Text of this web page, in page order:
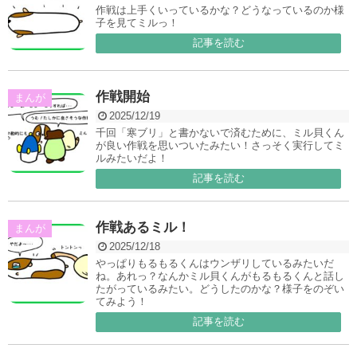
作戦は上手くいっているかな？どうなっているのか様
子を見てミルっ！
記事を読む
作戦開始
2025/12/19
まんが
千回「寒ブリ」と書かないで済むために、ミル貝くん
が良い作戦を思いついたみたい！さっそく実行してミ
ルみたいだよ！
記事を読む
作戦あるミル！
2025/12/18
まんが
やっぱりもるもるくんはウンザリしているみたいだ
ね。あれっ？なんかミル貝くんがもるもるくんと話し
たがっているみたい。どうしたのかな？様子をのぞい
てみよう！
記事を読む